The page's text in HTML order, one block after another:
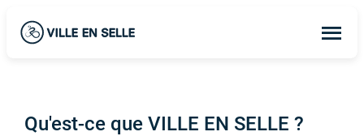
Qu'est-ce que VILLE EN SELLE ?